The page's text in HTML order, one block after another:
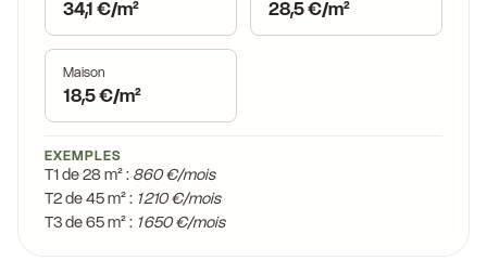
34,1 €/m² 28,5 €/m²
Maison
18,5 €/m²
EXEMPLES
T1 de 28 m² : 860 €/mois
T2 de 45 m² : 1 210 €/mois
T3 de 65 m² : 1 650 €/mois